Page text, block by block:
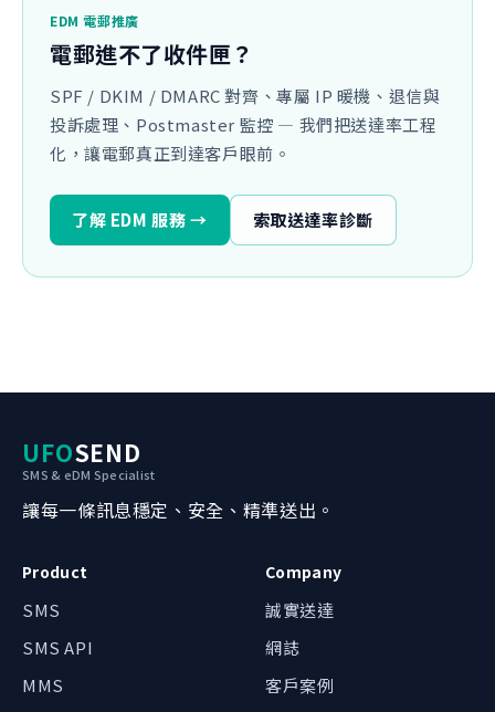
EDM 電郵推廣
電郵進不了收件匣？
SPF / DKIM / DMARC 對齊、專屬 IP 暖機、退信與
投訴處理、Postmaster 監控 — 我們把送達率工程
化，讓電郵真正到達客戶眼前。
了解 EDM 服務 → 索取送達率診斷
UFOSEND
SMS & eDM Specialist
讓每一條訊息穩定、安全、精準送出。
Product
SMS
SMS API
MMS
Company
誠實送達
網誌
客戶案例
我哋可以點幫到你？